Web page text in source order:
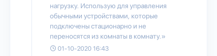
нагрузку. Использую для управления
обычными устройствами, которые
подключены стационарно и не
переносятся из комнаты в комнату.»
01-10-2020 16:43